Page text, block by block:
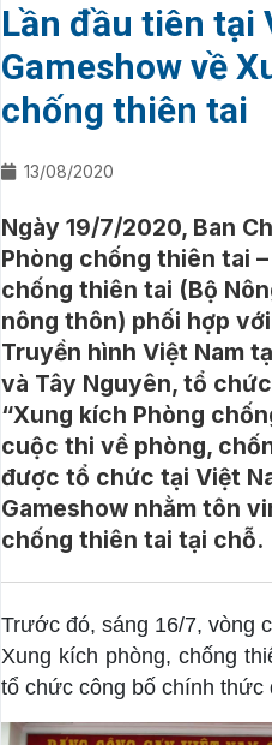
Lần đầu tiên tại
Gameshow về
chống thiên tai
13/08/2020
Ngày 19/7/2020, Ban
Phòng chống thiên tai
chống thiên tai (Bộ
nông thôn) phối hợp
Truyền hình Việt Nam
và Tây Nguyên, tổ
“Xung kích Phòng
cuộc thi về phòng,
được tổ chức tại Việt
Gameshow nhằm tôn
chống thiên tai tại chỗ.
Trước đó, sáng 16/7, vòng
Xung kích phòng, chống
tổ chức công bố chính thức